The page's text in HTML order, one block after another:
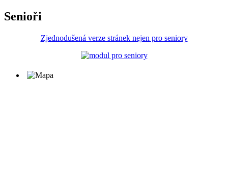
Senioři
Zjednodušená verze stránek nejen pro seniory